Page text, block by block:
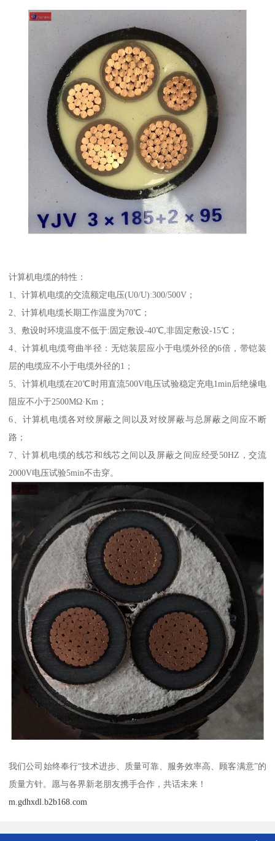
计算机电缆的特性：
1、计算机电缆的交流额定电压(U0/U):300/500V；
2、计算机电缆长期工作温度为70℃；
3、敷设时环境温度不低于:固定敷设-40℃,非固定敷设-15℃；
4、计算机电缆弯曲半径：无铠装层应小于电缆外径的6倍，带铠装
层的电缆应不小于电缆外径的1；
5、计算机电缆在20℃时用直流500V电压试验稳定充电1min后绝缘电
阻应不小于2500MΩ·Km；
6、计算机电缆各对绞屏蔽之间以及对绞屏蔽与总屏蔽之间应不断
路；
7、计算机电缆的线芯和线芯之间以及屏蔽之间应经受50HZ，交流
2000V电压试验5min不击穿。
我们公司始终奉行“技术进步、质量可靠、服务效率高、顾客满意”的
质量方针。愿与各界新老朋友携手合作，共话未来！
m.gdhxdl.b2b168.com